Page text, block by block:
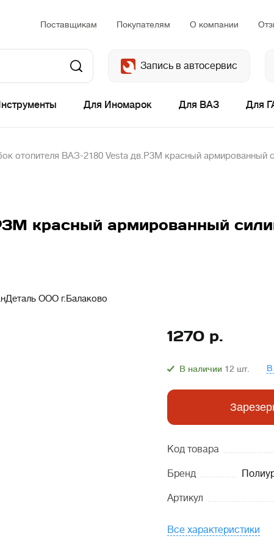
Поставщикам Покупателям О компании
Запись в автосервис
Для Иномарок Для ВАЗ Для
отопителя ВАЗ-2180 Vesta дв.Р3М красный армированный
красный армированный
ООО г.Балаково
1270 р.
В наличии 12 шт. В
Код товара
Бренд
Артикул
Все характеристики